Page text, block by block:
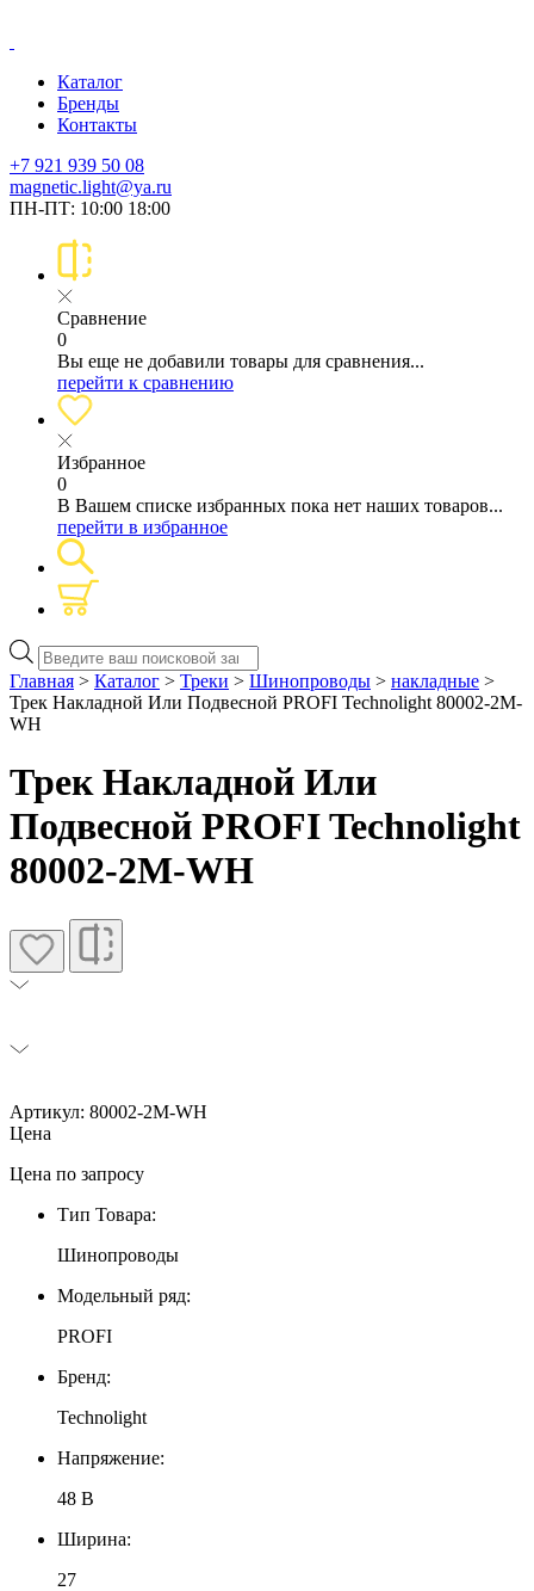
Каталог
Бренды
Контакты
+7 921 939 50 08
magnetic.light@ya.ru
ПН-ПТ: 10:00 18:00
Сравнение
0
Вы еще не добавили товары для сравнения...
перейти к сравнению
Избранное
0
В Вашем списке избранных пока нет наших товаров...
перейти в избранное
Поиск
товаров
Главная > Каталог > Треки > Шинопроводы > накладные >
Трек Накладной Или Подвесной PROFI Technolight 80002-2M-
WH
Трек Накладной Или
Подвесной PROFI Technolight
80002-2M-WH
Артикул: 80002-2M-WH
Цена
Цена по запросу
Тип Товара:
Шинопроводы
Модельный ряд:
PROFI
Бренд:
Technolight
Напряжение:
48 В
Ширина:
27